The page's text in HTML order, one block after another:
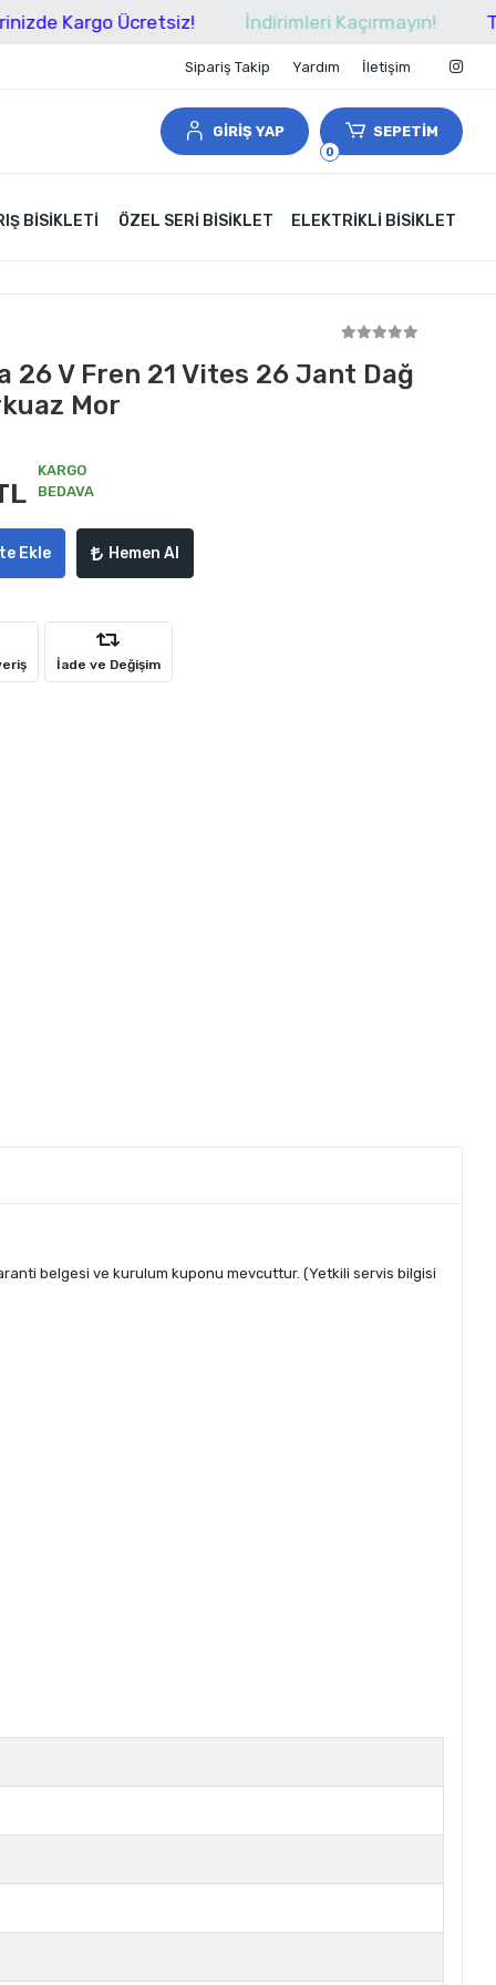
Ücretsiz! İndirimleri Kaçırmayın! Tüm
Sipariş Takip Yardım İletişim
GİRİŞ YAP
0
SEPETİM
BISIKLETI ÖZEL SERI BISIKLET ELEKTRIKLI BISIKLET
26 V Fren 21 Vites 26 Jant Dağ
Mor
KARGO
BEDAVA
Ekle Hemen Al
İade ve Değişim
belgesi ve kurulum kuponu mevcuttur. (Yetkili servis bilgisi